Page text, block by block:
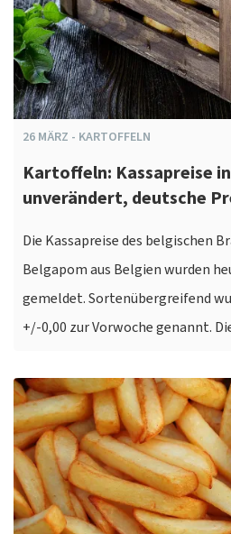
26 MÄRZ - KARTOFFELN
Kartoffeln: Kassapreise
unverändert, deutsche
Die Kassapreise des belgischen
Belgapom aus Belgien wurden
gemeldet. Sortenübergreifend
+/-0,00 zur Vorwoche genannt.